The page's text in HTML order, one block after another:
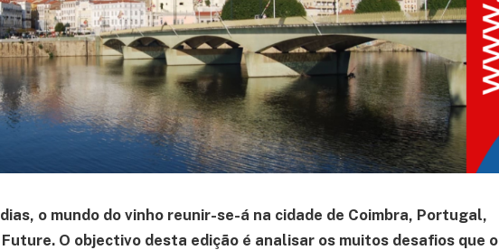
o mundo do vinho reunir-se-á na cidade de Coimbra, Portugal,
Future. O objectivo desta edição é analisar os muitos desafios que o